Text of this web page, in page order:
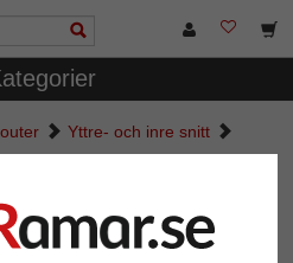
Yttre- och inre snitt